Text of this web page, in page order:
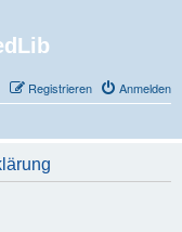
Anmelden
Registrieren